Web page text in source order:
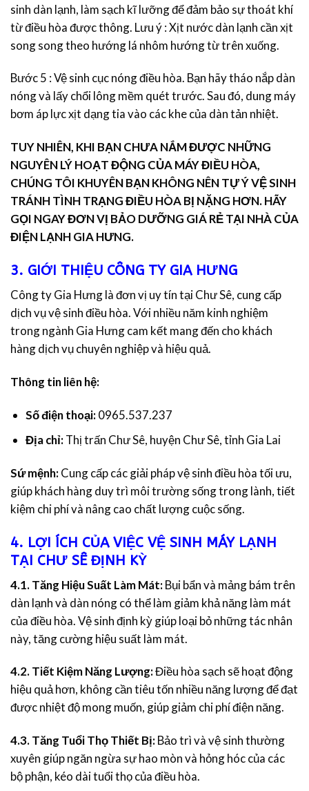
sinh dàn lạnh, làm sạch kĩ lưỡng để đảm bảo sự thoát khí
từ điều hòa được thông. Lưu ý : Xịt nước dàn lạnh cần xịt
song song theo hướng lá nhôm hướng từ trên xuống.
Bước 5 : Vệ sinh cục nóng điều hòa. Bạn hãy tháo nắp dàn
nóng và lấy chổi lông mềm quét trước. Sau đó, dung máy
bơm áp lực xịt dạng tia vào các khe của dàn tản nhiệt.
TUY NHIÊN, KHI BẠN CHƯA NẮM ĐƯỢC NHỮNG
NGUYÊN LÝ HOẠT ĐỘNG CỦA MÁY ĐIỀU HÒA,
CHÚNG TÔI KHUYÊN BẠN KHÔNG NÊN TỰ Ý VỆ SINH
TRÁNH TÌNH TRẠNG ĐIỀU HÒA BỊ NẶNG HƠN. HÃY
GỌI NGAY ĐƠN VỊ BẢO DƯỠNG GIÁ RẺ TẠI NHÀ CỦA
ĐIỆN LẠNH GIA HƯNG.
3. GIỚI THIỆU CÔNG TY GIA HƯNG
Công ty Gia Hưng là đơn vị uy tín tại Chư Sê, cung cấp
dịch vụ vệ sinh điều hòa. Với nhiều năm kinh nghiệm
trong ngành Gia Hưng cam kết mang đến cho khách
hàng dịch vụ chuyên nghiệp và hiệu quả.
Thông tin liên hệ:
Số điện thoại:0965.537.237
Địa chỉ:Thị trấn Chư Sê, huyện Chư Sê, tỉnh Gia Lai
Sứ mệnh:Cung cấp các giải pháp vệ sinh điều hòa tối ưu,
giúp khách hàng duy trì môi trường sống trong lành, tiết
kiệm chi phí và nâng cao chất lượng cuộc sống.
4. LỢI ÍCH CỦA VIỆC VỆ SINH MÁY LẠNH
TẠI CHƯ SÊ ĐỊNH KỲ
4.1. Tăng Hiệu Suất Làm Mát:Bụi bẩn và mảng bám trên
dàn lạnh và dàn nóng có thể làm giảm khả năng làm mát
của điều hòa. Vệ sinh định kỳ giúp loại bỏ những tác nhân
này, tăng cường hiệu suất làm mát.
4.2. Tiết Kiệm Năng Lượng:Điều hòa sạch sẽ hoạt động
hiệu quả hơn, không cần tiêu tốn nhiều năng lượng để đạt
được nhiệt độ mong muốn, giúp giảm chi phí điện năng.
4.3. Tăng Tuổi Thọ Thiết Bị:Bảo trì và vệ sinh thường
xuyên giúp ngăn ngừa sự hao mòn và hỏng hóc của các
bộ phận, kéo dài tuổi thọ của điều hòa.